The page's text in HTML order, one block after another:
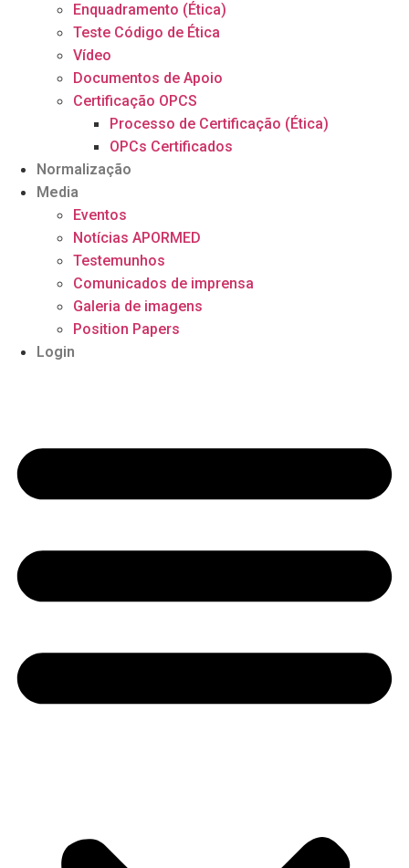
Enquadramento (Ética)
Teste Código de Ética
Vídeo
Documentos de Apoio
Certificação OPCS
Processo de Certificação (Ética)
OPCs Certificados
Normalização
Media
Eventos
Notícias APORMED
Testemunhos
Comunicados de imprensa
Galeria de imagens
Position Papers
Login